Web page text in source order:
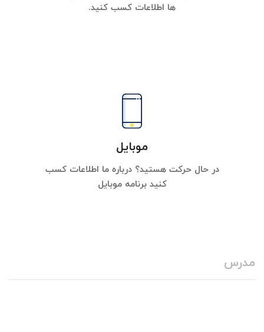
ها اطلاعات کسب کنید.
موبایل
در حال حرکت هستید؟ درباره ما اطلاعات کسب
کنید برنامه موبایل
مدرس